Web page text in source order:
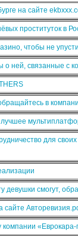
на сайте
проституток в
чтобы не
ней, связанные с
в
лучшее
для своих
смогут,
сайте
компании